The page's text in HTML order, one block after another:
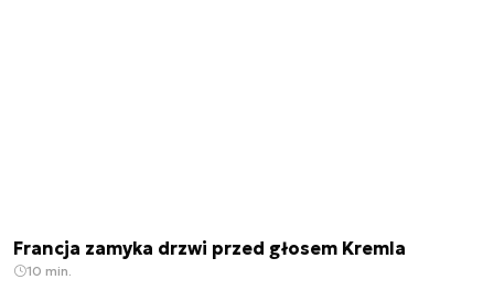
Francja zamyka drzwi przed głosem Kremla
10 min.